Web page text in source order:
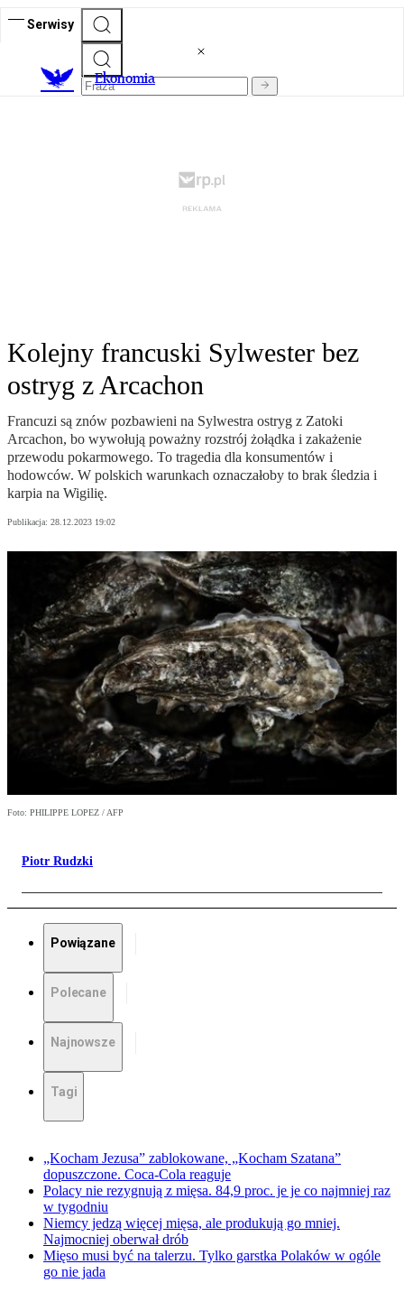
Serwisy
Ekonomia
Kolejny francuski Sylwester bez
ostryg z Arcachon
Francuzi są znów pozbawieni na Sylwestra ostryg z Zatoki
Arcachon, bo wywołują poważny rozstrój żołądka i zakażenie
przewodu pokarmowego. To tragedia dla konsumentów i
hodowców. W polskich warunkach oznaczałoby to brak śledzia i
karpia na Wigilię.
Publikacja: 28.12.2023 19:02
Foto: PHILIPPE LOPEZ / AFP
Piotr Rudzki
Powiązane
Polecane
Najnowsze
Tagi
„Kocham Jezusa” zablokowane, „Kocham Szatana”
dopuszczone. Coca-Cola reaguje
Polacy nie rezygnują z mięsa. 84,9 proc. je je co najmniej raz
w tygodniu
Niemcy jedzą więcej mięsa, ale produkują go mniej.
Najmocniej oberwał drób
Mięso musi być na talerzu. Tylko garstka Polaków w ogóle
go nie jada